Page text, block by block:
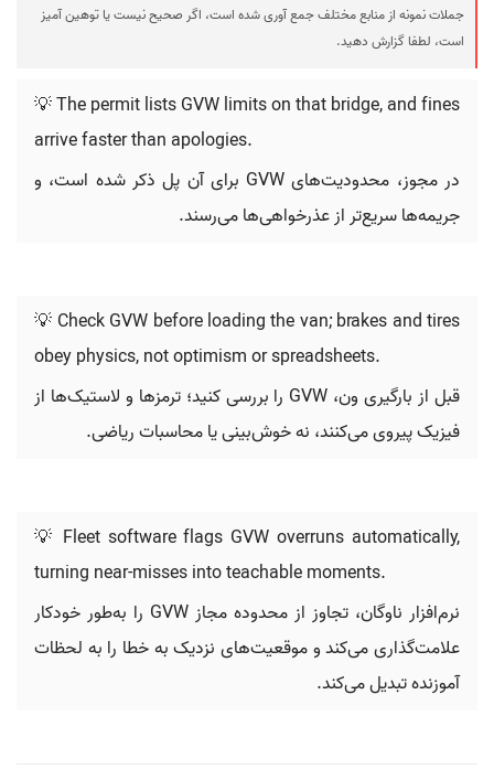
جملات نمونه از منابع مختلف جمع آوری شده است، اگر صحیح نیست یا توهین آمیز
است، لطفا گزارش دهید.
💡 The permit lists GVW limits on that bridge, and fines
arrive faster than apologies.
در مجوز، محدودیت‌های GVW برای آن پل ذکر شده است، و
جریمه‌ها سریع‌تر از عذرخواهی‌ها می‌رسند.
💡 Check GVW before loading the van; brakes and tires
obey physics, not optimism or spreadsheets.
قبل از بارگیری ون، GVW را بررسی کنید؛ ترمزها و لاستیک‌ها از
فیزیک پیروی می‌کنند، نه خوش‌بینی یا محاسبات ریاضی.
💡 Fleet software flags GVW overruns automatically,
turning near-misses into teachable moments.
نرم‌افزار ناوگان، تجاوز از محدوده مجاز GVW را به‌طور خودکار
علامت‌گذاری می‌کند و موقعیت‌های نزدیک به خطا را به لحظات
آموزنده تبدیل می‌کند.